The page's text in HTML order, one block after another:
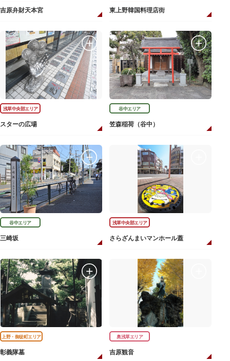
吉原弁財天本宮 東上野韓国料理店街
浅草中央部エリア
スターの広場
谷中エリア
笠森稲荷（谷中）
谷中エリア
三崎坂
浅草中央部エリア
さらざんまいマンホール蓋
上野・御徒町エリア
彰義隊墓
奥浅草エリア
吉原観音